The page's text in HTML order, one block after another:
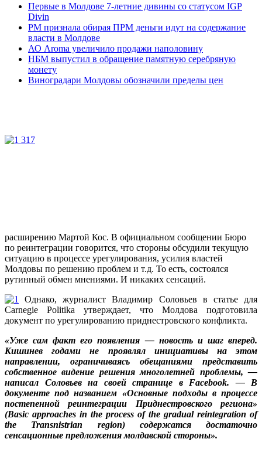
Первые в Молдове 7-летние дивины со статусом IGP
Divin
PM признала обирая ПРМ деньги идут на содержание
власти в Молдове
АО Aroma увеличило продажи наполовину
НБМ выпустил в обращение памятную серебряную
монету
Виноградари Молдовы обозначили пределы цен
расширению Мартой Кос. В официальном сообщении Бюро
по реинтеграции говорится, что стороны обсудили текущую
ситуацию в процессе урегулирования, усилия властей
Молдовы по решению проблем и т.д. То есть, состоялся
рутинный обмен мнениями. И никаких сенсаций.
Однако, журналист Владимир Соловьев в статье для
Carnegie Politika утверждает, что Молдова подготовила
документ по урегулированию приднестровского конфликта.
«Уже сам факт его появления — новость и шаг вперед.
Кишинев годами не проявлял инициативы на этом
направлении, ограничиваясь обещаниями представить
собственное видение решения многолетней проблемы, —
написал Соловьев на своей странице в Facebook. — В
документе под названием «Основные подходы в процессе
постепенной реинтеграции Приднестровского региона»
(Basic approaches in the process of the gradual reintegration of
the Transnistrian region) содержатся достаточно
сенсационные предложения молдавской стороны».